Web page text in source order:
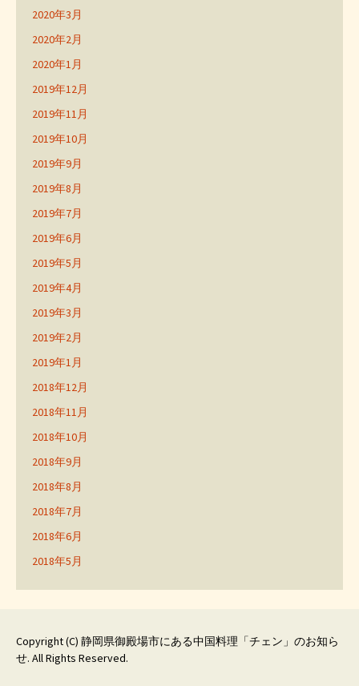
2020年3月
2020年2月
2020年1月
2019年12月
2019年11月
2019年10月
2019年9月
2019年8月
2019年7月
2019年6月
2019年5月
2019年4月
2019年3月
2019年2月
2019年1月
2018年12月
2018年11月
2018年10月
2018年9月
2018年8月
2018年7月
2018年6月
2018年5月
Copyright (C) 静岡県御殿場市にある中国料理「チェン」のお知ら
せ. All Rights Reserved.